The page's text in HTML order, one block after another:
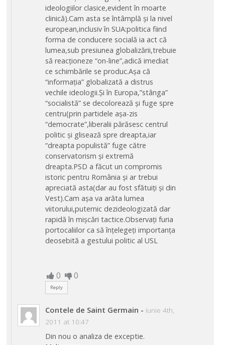
ideologiilor clasice,evident în moarte
clinică).Cam asta se întâmplă și la nivel
european,inclusiv în SUA:politica fiind
forma de conducere socială ia act că
lumea,sub presiunea globalizării,trebuie
să reacționeze “on-line”,adică imediat
ce schimbările se produc.Așa că
“informația” globalizată a distrus
vechile ideologii.Și în Europa,”stânga”
“socialistă” se decolorează și fuge spre
centru(prin partidele așa-zis
“democrate”,liberalii părăsesc centrul
politic și glisează spre dreapta,iar
“dreapta populistă” fuge către
conservatorism și extremă
dreapta.PSD a făcut un compromis
istoric pentru România și ar trebui
apreciată asta(dar au fost sfătuiți și din
Vest).Cam așa va arăta lumea
viitorului,puternic dezideologizată dar
rapidă în mișcări tactice.Observați furia
portocaliilor ca să înțelegeți importanța
deosebită a gestului politic al USL
0 0
Reply
Contele de Saint Germain - iunie 4th,
2011 at 10:47
Din nou o analiza de exceptie.